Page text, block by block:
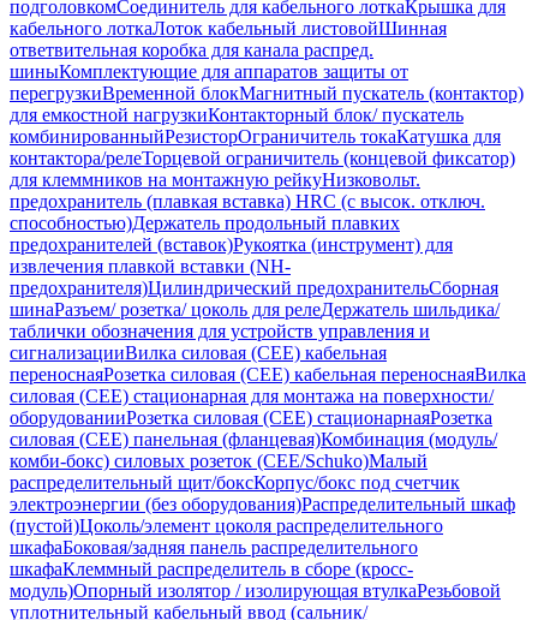
подголовкомСоединитель для кабельного лоткаКрышка для
кабельного лоткаЛоток кабельный листовойШинная
ответвительная коробка для канала распред.
шиныКомплектующие для аппаратов защиты от
перегрузкиВременной блокМагнитный пускатель (контактор)
для емкостной нагрузкиКонтакторный блок/ пускатель
комбинированныйРезисторОграничитель токаКатушка для
контактора/релеТорцевой ограничитель (концевой фиксатор)
для клеммников на монтажную рейкуНизковольт.
предохранитель (плавкая вставка) HRC (с высок. отключ.
способностью)Держатель продольный плавких
предохранителей (вставок)Рукоятка (инструмент) для
извлечения плавкой вставки (NH-
предохранителя)Цилиндрический предохранительСборная
шинаРазъем/ розетка/ цоколь для релеДержатель шильдика/
таблички обозначения для устройств управления и
сигнализацииВилка силовая (CEE) кабельная
переноснаяРозетка силовая (CEE) кабельная переноснаяВилка
силовая (CEE) стационарная для монтажа на поверхности/
оборудованииРозетка силовая (CEE) стационарнаяРозетка
силовая (CEE) панельная (фланцевая)Комбинация (модуль/
комби-бокс) силовых розеток (CEE/Schuko)Малый
распределительный щит/боксКорпус/бокс под счетчик
электроэнергии (без оборудования)Распределительный шкаф
(пустой)Цоколь/элемент цоколя распределительного
шкафаБоковая/задняя панель распределительного
шкафаКлеммный распределитель в сборе (кросс-
модуль)Опорный изолятор / изолирующая втулкаРезьбовой
уплотнительный кабельный ввод (сальник/